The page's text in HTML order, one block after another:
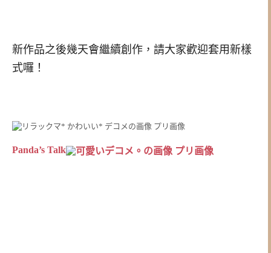
新作品之後幾天會繼續創作，請大家歡迎套用新樣
式囉！
Panda’s Talk